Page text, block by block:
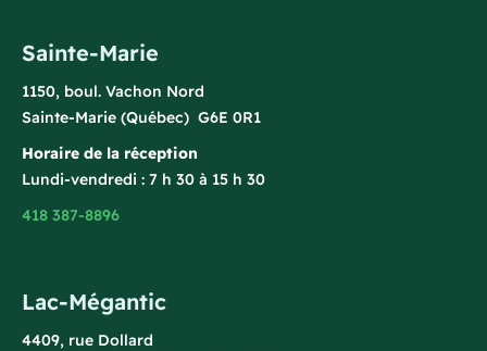
Sainte-Marie
1150, boul. Vachon Nord
Sainte-Marie (Québec) G6E 0R1
Horaire de la réception
Lundi-vendredi : 7 h 30 à 15 h 30
418 387-8896
Lac-Mégantic
4409, rue Dollard